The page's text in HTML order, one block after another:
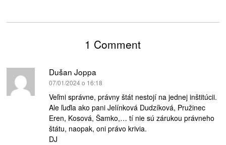
1 Comment
Dušan Joppa
píše:
07/01/2024 o 16:18
Veľmi správne, právny štát nestojí na jednej inštitúcii.
Ale ľuďia ako pani Jelínková Dudzíková, Pružinec
Eren, Kosová, Šamko,… tí nie sú zárukou právneho
štátu, naopak, oni právo krivia.
DJ